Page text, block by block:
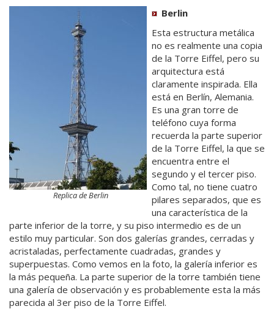
Replica de Berlin
Berlin
Esta estructura metálica
no es realmente una copia
de la Torre Eiffel, pero su
arquitectura está
claramente inspirada. Ella
está en Berlín, Alemania.
Es una gran torre de
teléfono cuya forma
recuerda la parte superior
de la Torre Eiffel, la que se
encuentra entre el
segundo y el tercer piso.
Como tal, no tiene cuatro
pilares separados, que es
una característica de la
parte inferior de la torre, y su piso intermedio es de un
estilo muy particular. Son dos galerías grandes, cerradas y
acristaladas, perfectamente cuadradas, grandes y
superpuestas. Como vemos en la foto, la galería inferior es
la más pequeña. La parte superior de la torre también tiene
una galería de observación y es probablemente esta la más
parecida al 3er piso de la Torre Eiffel.